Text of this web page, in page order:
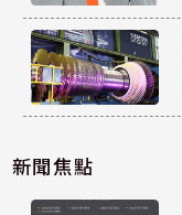
新聞焦點